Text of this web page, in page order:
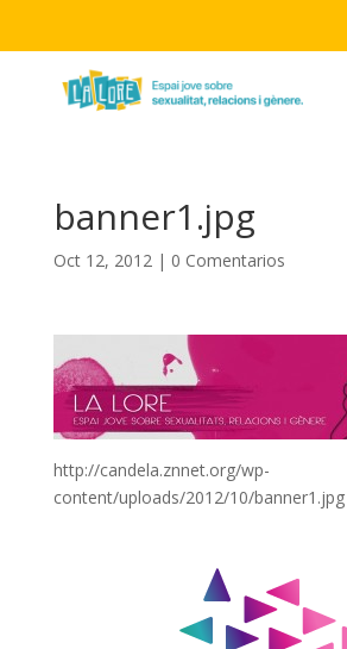
banner1.jpg
Oct 12, 2012 | 0 Comentarios
http://candela.znnet.org/wp-
content/uploads/2012/10/banner1.jpg